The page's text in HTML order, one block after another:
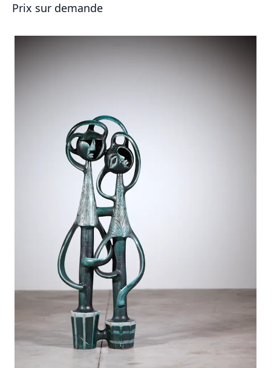
Prix sur demande